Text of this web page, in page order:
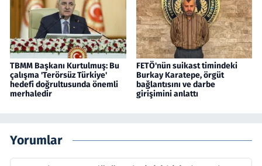
TBMM Başkanı Kurtulmuş: Bu
çalışma 'Terörsüz Türkiye'
hedefi doğrultusunda önemli
merhaledir
FETÖ'nün suikast timindeki
Burkay Karatepe, örgüt
bağlantısını ve darbe
girişimini anlattı
Yorumlar